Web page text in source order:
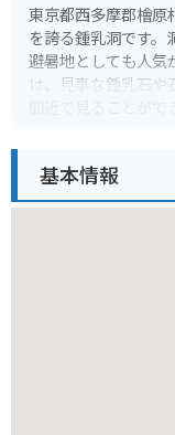
東京都西多摩郡檜原
を誇る鍾乳洞です
避暑地としても人気
は、見事な鍾乳石
間近で見ることが
乳洞バス停から徒
摩周遊道路を通るの
基本情報